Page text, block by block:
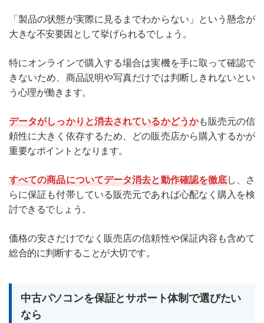
「製品の状態が実際に見るまでわからない」という懸念が
大きな不安要因として挙げられるでしょう。
特にオンラインで購入する場合は実機を手に取って確認で
きないため、商品説明や写真だけでは判断しきれないとい
う心理が働きます。
データがしっかりと消去されているかどうかも販売元の信
頼性に大きく依存するため、どの販売店から購入するかが
重要なポイントとなります。
すべての商品についてデータ消去と動作確認を徹底し、さ
らに保証も付帯している販売元であれば心配なく購入を検
討できるでしょう。
価格の安さだけでなく販売店の信頼性や保証内容も含めて
総合的に判断することが大切です。
中古パソコンを保証とサポート体制で選びたい
なら